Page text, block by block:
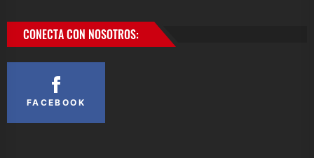
CONECTA CON NOSOTROS:
FACEBOOK